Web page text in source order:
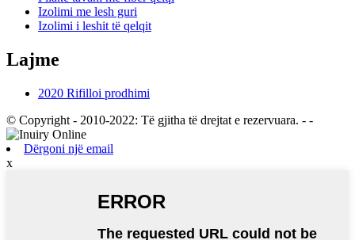
Izolimi me lesh guri
Izolimi i leshit të qelqit
Lajme
2020 Rifilloi prodhimi
© Copyright - 2010-2022: Të gjitha të drejtat e rezervuara. - -
Dërgoni një email
x